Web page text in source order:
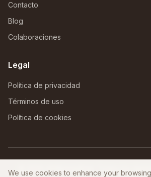
Contacto
Blog
Colaboraciones
Legal
Política de privacidad
Términos de uso
Política de cookies
AfriNomadHub. Todos los
We use cookies to enhance your